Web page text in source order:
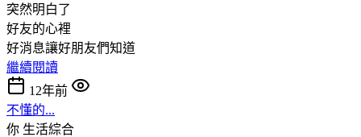
突然明白了
好友的心裡
好消息讓好朋友們知道
繼續閱讀
12年前
不懂的...
你 生活綜合